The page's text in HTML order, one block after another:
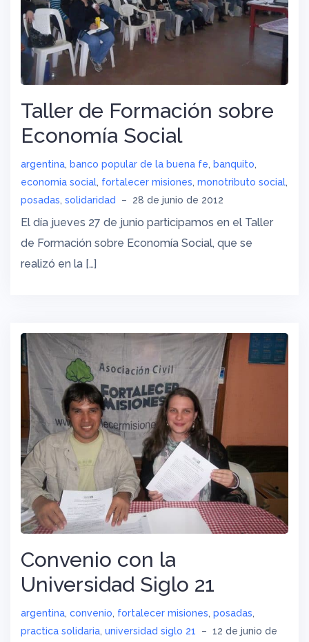
Taller de Formación sobre
Economía Social
argentina, banco popular de la buena fe, banquito,
economia social, fortalecer misiones, monotributo social,
posadas, solidaridad – 28 de junio de 2012
El día jueves 27 de junio participamos en el Taller
de Formación sobre Economía Social, que se
realizó en la […]
Convenio con la
Universidad Siglo 21
argentina, convenio, fortalecer misiones, posadas,
practica solidaria, universidad siglo 21 – 12 de junio de